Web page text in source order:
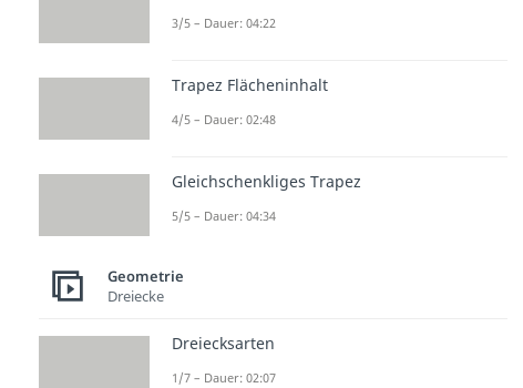
3/5 – Dauer: 04:22
Trapez Flächeninhalt
4/5 – Dauer: 02:48
Gleichschenkliges Trapez
5/5 – Dauer: 04:34
Geometrie
Dreiecke
Dreiecksarten
1/7 – Dauer: 02:07